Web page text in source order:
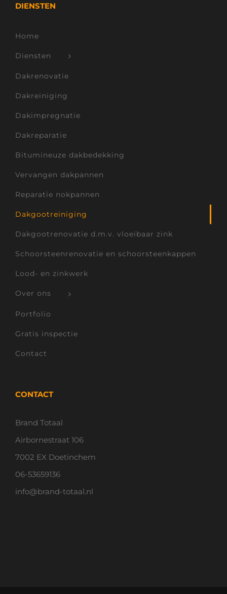
DIENSTEN
Home
Diensten
Dakrenovatie
Dakreiniging
Dakimpregnatie
Dakreparatie
Bitumineuze dakbedekking
Vervangen dakpannen
Reparatie nokpannen
Dakgootreiniging
Dakgootrenovatie d.m.v. vloeibaar zink
Schoorsteenrenovatie en schoorsteenkappen
Lood- en zinkwerk
Over ons
Portfolio
Gratis inspectie
Contact
CONTACT
Brand Totaal
Airbornestraat 106
7002 EX Doetinchem
06-53659136
info@brand-totaal.nl